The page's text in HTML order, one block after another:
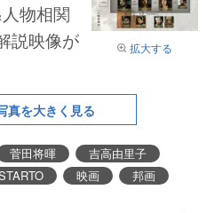
拡大する
物相関
説映像が
真を大きく見る
菅田将暉
吉高由里子
映画 邦画